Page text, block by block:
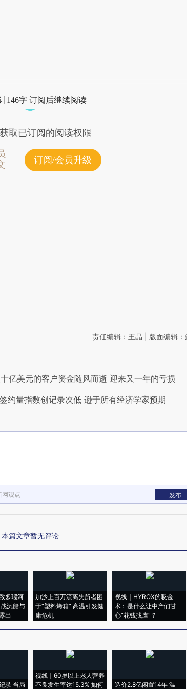
146字 订阅后继续阅读
取已订阅的阅读权限
订阅/会员升级
责任编辑：王晶 | 版面编辑：
亿美元的客户资金随风而逝 迎来又一年的亏损
约量指数创记录次低 逊于所有经济学家预期
网观点 发布
本篇文章暂无评论
多瑙河
沉船与
出
加沙上百万流离失所者困
于“塑料烤箱” 高温引发健
康危机
视线｜HYROX的吸金
术：是什么让中产们甘
心“花钱找虐”？
录 当局
视线｜60岁以上老人营养
不良发生率达15.3% 如何
造价2.8亿闲置14年 温